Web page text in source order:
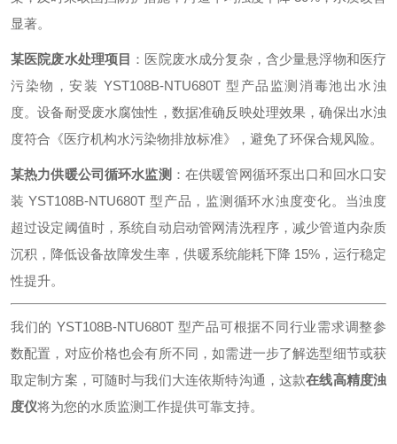
显著。
某医院废水处理项目 ：医院废水成分复杂，含少量悬浮物和医疗
污染物，安装 YST108B-NTU680T 型产品监测消毒池出水浊
度。设备耐受废水腐蚀性，数据准确反映处理效果，确保出水浊
度符合《医疗机构水污染物排放标准》，避免了环保合规风险。
某热力供暖公司循环水监测 ：在供暖管网循环泵出口和回水口安
装 YST108B-NTU680T 型产品，监测循环水浊度变化。当浊度
超过设定阈值时，系统自动启动管网清洗程序，减少管道内杂质
沉积，降低设备故障发生率，供暖系统能耗下降 15%，运行稳定
性提升。
我们的 YST108B-NTU680T 型产品可根据不同行业需求调整参
数配置，对应价格也会有所不同，如需进一步了解选型细节或获
取定制方案，可随时与我们大连依斯特沟通，这款在线高精度浊
度仪将为您的水质监测工作提供可靠支持。